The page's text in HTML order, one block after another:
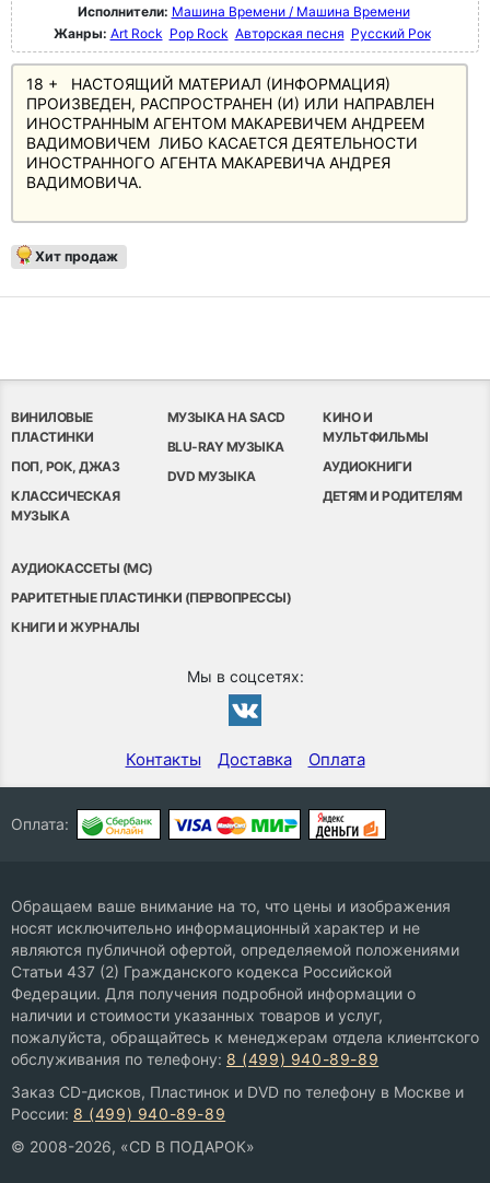
Исполнители: Машина Времени / Машина Времени
Жанры: Art Rock Pop Rock Авторская песня Русский Рок
18 + НАСТОЯЩИЙ МАТЕРИАЛ (ИНФОРМАЦИЯ)
ПРОИЗВЕДЕН, РАСПРОСТРАНЕН (И) ИЛИ НАПРАВЛЕН
ИНОСТРАННЫМ АГЕНТОМ МАКАРЕВИЧЕМ АНДРЕЕМ
ВАДИМОВИЧЕМ ЛИБО КАСАЕТСЯ ДЕЯТЕЛЬНОСТИ
ИНОСТРАННОГО АГЕНТА МАКАРЕВИЧА АНДРЕЯ
ВАДИМОВИЧА.
Хит продаж
ВИНИЛОВЫЕ
ПЛАСТИНКИ
ПОП, РОК, ДЖАЗ
КЛАССИЧЕСКАЯ
МУЗЫКА
МУЗЫКА НА SACD
BLU-RAY МУЗЫКА
DVD МУЗЫКА
КИНО И
МУЛЬТФИЛЬМЫ
АУДИОКНИГИ
ДЕТЯМ И РОДИТЕЛЯМ
АУДИОКАССЕТЫ (MC)
РАРИТЕТНЫЕ ПЛАСТИНКИ (ПЕРВОПРЕССЫ)
КНИГИ И ЖУРНАЛЫ
Мы в соцсетях:
Контакты Доставка Оплата
Оплата:
Обращаем ваше внимание на то, что цены и изображения
носят исключительно информационный характер и не
являются публичной офертой, определяемой положениями
Статьи 437 (2) Гражданского кодекса Российской
Федерации. Для получения подробной информации о
наличии и стоимости указанных товаров и услуг,
пожалуйста, обращайтесь к менеджерам отдела клиентского
обслуживания по телефону: 8 (499) 940-89-89
Заказ CD-дисков, Пластинок и DVD по телефону в Москве и
России: 8 (499) 940-89-89
© 2008-2026, «CD В ПОДАРОК»